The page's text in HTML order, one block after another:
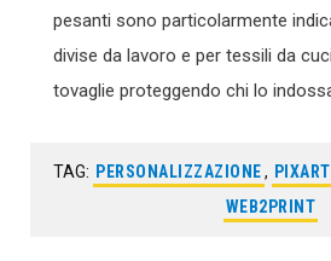
pesanti sono particolarmente
divise da lavoro e per tessili da
tovaglie proteggendo chi lo
TAG: PERSONALIZZAZIONE,
WEB2PRINT